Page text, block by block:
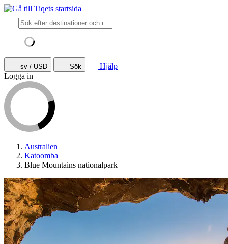
sv / USD Sök
Hjälp
Logga in
Australien
Katoomba
Blue Mountains nationalpark